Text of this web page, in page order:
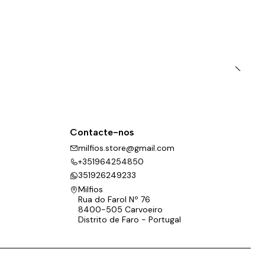
Contacte-nos
milfios.store@gmail.com
+351964254850
351926249233
Milfios
Rua do Farol Nº 76
8400-505 Carvoeiro
Distrito de Faro - Portugal